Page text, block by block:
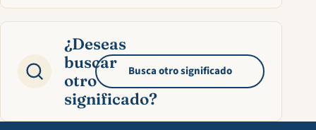
¿Deseas
buscar
otro
significado?
Busca otro significado